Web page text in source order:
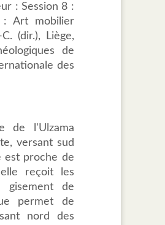
: Session 8 :
: Art mobilier
(dir.), Liège,
de
des
de l'Ulzama
versant sud
est proche de
reçoit les
gisement de
permet de
nord des